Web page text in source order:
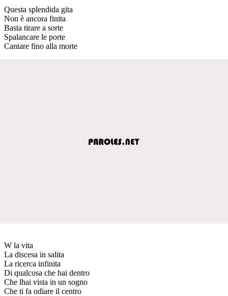
Questa splendida gita
Non è ancora finita
Basta tirare a sorte
Spalancare le porte
Cantare fino alla morte
W la vita
La discesa in salita
La ricerca infinita
Di qualcosa che hai dentro
Che lhai vista in un sogno
Che ti fa odiare il centro